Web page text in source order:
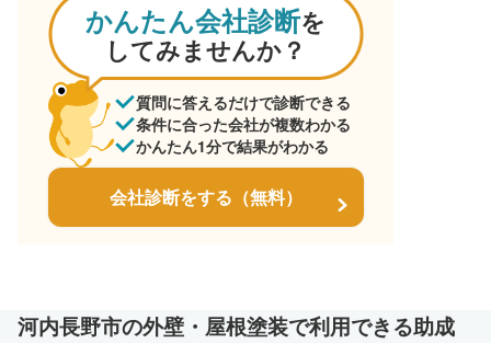
かんたん会社診断を
してみませんか？
質問に答えるだけで診断できる
条件に合った会社が複数わかる
かんたん1分で結果がわかる
会社診断をする（無料）
河内長野市の外壁・屋根塗装で利用できる助成